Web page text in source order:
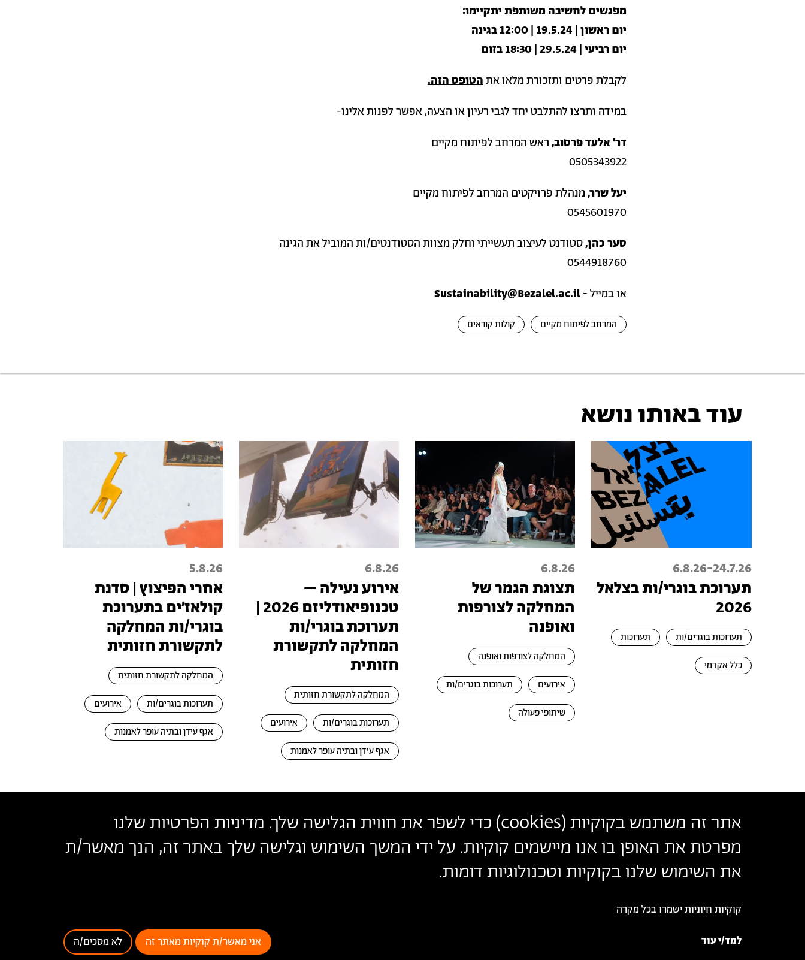
אתר זה משתמש בקוקיות (cookies) כדי לשפר את חווית הגלישה שלך. מדיניות הפרטיות שלנו
מפרטת את האופן בו אנו מיישמים קוקיות. על ידי המשך השימוש וגלישה שלך באתר זה, הנך מאשר/ת
את השימוש שלנו בקוקיות וטכנולוגיות דומות.
קוקיות חיוניות ישמרו בכל מקרה
אני מאשר/ת קוקיות מאתר זה לא מסכים/ה למד/י עוד
מפגשים לחשיבה משותפת יתקיימו:
יום ראשון | 19.5.24 | 12:00 בגינה
יום רביעי | 29.5.24 | 18:30 בזום
לקבלת פרטים ותזכורת מלאו אתהטופס הזה.
במידה ותרצו להתלבט יחד לגבי רעיון או הצעה, אפשר לפנות אלינו-
דר' אלעד פרסוב,ראש המרחב לפיתוח מקיים
0505343922
יעל שרר,מנהלת פרויקטים המרחב לפיתוח מקיים
0545601970
סער כהן,סטודנט לעיצוב תעשייתי וחלק מצוות הסטודנטים/ות המוביל את הגינה
0544918760
או במייל -Sustainability@Bezalel.ac.il
המרחב לפיתוח מקיים קולות קוראים
עוד באותו נושא
24.7.26
-
6.8.26
תערוכת בוגרי/ות בצלאל
2026
תערוכות בוגרים/ות תערוכות
כלל אקדמי
6.8.26
תצוגת הגמר של
המחלקה לצורפות
ואופנה
המחלקה לצורפות ואופנה
אירועים תערוכות בוגרים/ות
שיתופי פעולה
6.8.26
אירוע נעילה –
טכנופיאודליזם 2026 |
תערוכת בוגרי/ות
המחלקה לתקשורת
חזותית
המחלקה לתקשורת חזותית
תערוכות בוגרים/ות אירועים
אגף עידן ובתיה עופר לאמנות
5.8.26
אחרי הפיצוץ | סדנת
קולאז׳ים בתערוכת
בוגרי/ות המחלקה
לתקשורת חזותית
המחלקה לתקשורת חזותית
תערוכות בוגרים/ות אירועים
אגף עידן ובתיה עופר לאמנות
בצלאל אקדמיה לאמנות ועיצוב ירושלים
أكاديمية بتسلئيل للفنون والتصميم القدس
פרטי
יצירת
קשר
צרו קשר
עקבו אחרינו
הצטרפו לניוזלטר שלנו
© 2026 בצלאל אקדמיה לאמנות ועיצוב ירושלים תנאי שימוש